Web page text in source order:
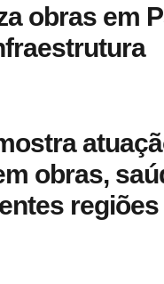
obras em
obras,